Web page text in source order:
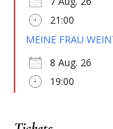
21:00
MEINE FRAU
8 Aug. 26
19:00